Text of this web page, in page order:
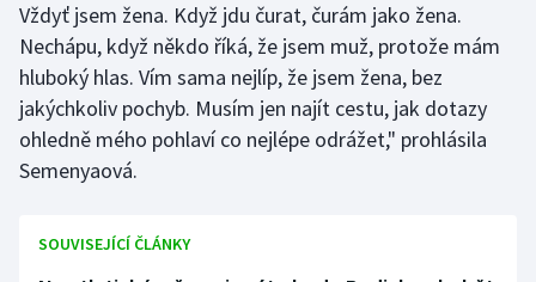
Parasport
Plavání
Plážový volejbal
Vždyť jsem žena. Když jdu čurat, čurám jako žena.
Nechápu, když někdo říká, že jsem muž, protože mám
hluboký hlas. Vím sama nejlíp, že jsem žena, bez
jakýchkoliv pochyb. Musím jen najít cestu, jak dotazy
ohledně mého pohlaví co nejlépe odrážet," prohlásila
Semenyaová.
SOUVISEJÍCÍ ČLÁNKY